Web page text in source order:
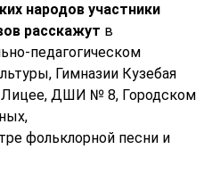
народов участники
расскажут в
педагогическом
Гимназии Кузебая
Лицее, ДШИ № 8, Городском
фольклорной песни и